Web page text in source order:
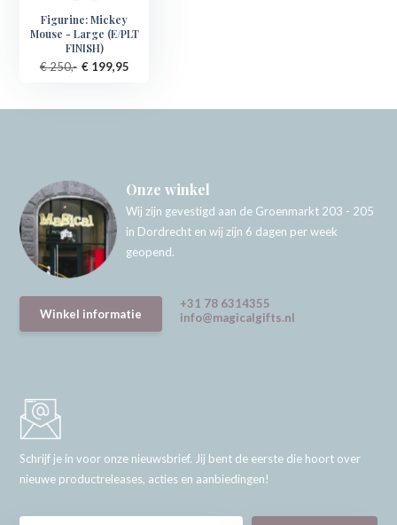
Figurine: Mickey
Mouse - Large (E/PLT
FINISH)
€ 250,- € 199,95
Onze winkel
Wij zijn gevestigd aan de Groenmarkt 203 - 205
in Dordrecht en wij zijn 6 dagen per week
geopend.
Winkel informatie
+31 78 6314355
info@magicalgifts.nl
Schrijf je in voor onze nieuwsbrief. Jij bent de eerste die hoort over
nieuwe productreleases, acties en aanbiedingen!